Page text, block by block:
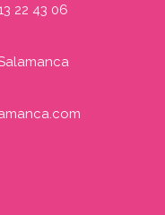
22 43 06